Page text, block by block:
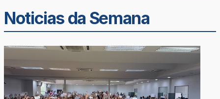
Noticias da Semana